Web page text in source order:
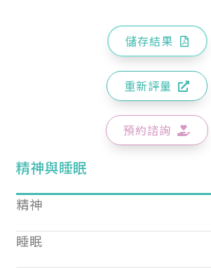
儲存結果
重新評量
預約諮詢
精神與睡眠
精神
睡眠